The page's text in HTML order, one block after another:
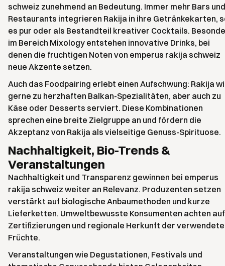
schweiz zunehmend an Bedeutung. Immer mehr Bars und
Restaurants integrieren Rakija in ihre Getränkekarten,
es pur oder als Bestandteil kreativer Cocktails.
im Bereich Mixology entstehen innovative Drinks, bei
denen die fruchtigen Noten von emperus rakija schweiz
neue Akzente setzen.
Auch das Foodpairing erlebt einen Aufschwung: Rakija
gerne zu herzhaften Balkan-Spezialitäten, aber auch zu
Käse oder Desserts serviert. Diese Kombinationen
sprechen eine breite Zielgruppe an und fördern die
Akzeptanz von Rakija als vielseitige Genuss-Spirituose.
Nachhaltigkeit, Bio-Trends &
Veranstaltungen
Nachhaltigkeit und Transparenz gewinnen bei emperus
rakija schweiz weiter an Relevanz. Produzenten setzen
verstärkt auf biologische Anbaumethoden und kurze
Lieferketten. Umweltbewusste Konsumenten achten auf
Zertifizierungen und regionale Herkunft der
Früchte.
Veranstaltungen wie Degustationen, Festivals und